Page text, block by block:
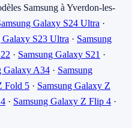
Samsung à Yverdon-les-
Galaxy S24 Ultra ·
Galaxy S23 Ultra · Samsung
· Samsung Galaxy S21 ·
Galaxy A34 · Samsung
Fold 5 · Samsung Galaxy Z
· Samsung Galaxy Z Flip 4 ·